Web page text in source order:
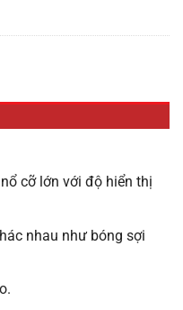
cỡ lớn với độ hiển thị
nhau như bóng sợi